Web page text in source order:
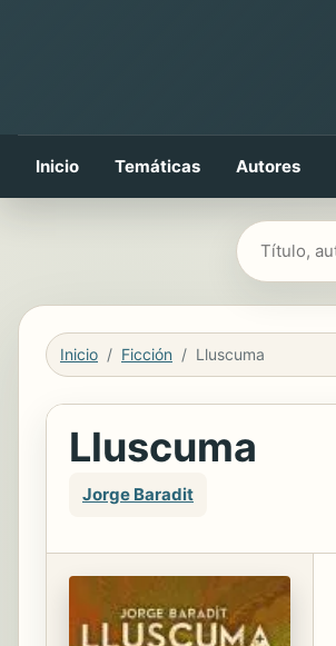
Inicio Temáticas Autores
Buscar libros
Inicio Ficción Lluscuma
Lluscuma
Jorge Baradit